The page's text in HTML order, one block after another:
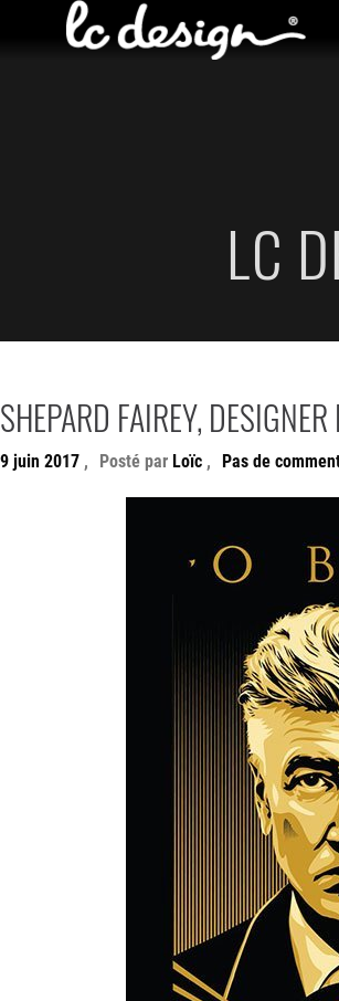
LC
SHEPARD FAIREY,
9 juin 2017 , Posté par Loïc , Pas de